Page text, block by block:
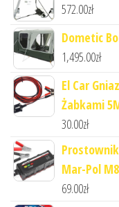
572.00zł
Dometic
1,495.00zł
El Car
Żabkami
30.00zł
Mar-Pol
69.00zł